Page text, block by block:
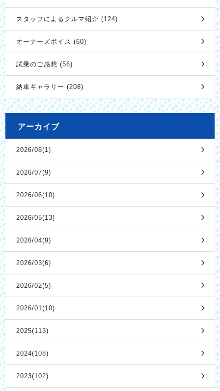
スタッフによるクルマ紹介 (124)
オーナーズボイス (60)
試乗のご感想 (56)
納車ギャラリー (208)
アーカイブ
2026/08(1)
2026/07(9)
2026/06(10)
2026/05(13)
2026/04(9)
2026/03(6)
2026/02(5)
2026/01(10)
2025(113)
2024(108)
2023(102)